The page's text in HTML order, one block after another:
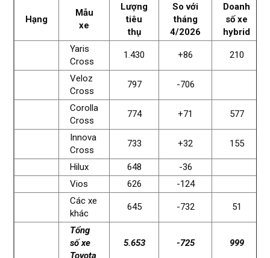
Hạng
Mẫu
xe
Lượng
tiêu
thụ
So với
tháng
4/2026
Doanh
số xe
hybrid
Yaris
Cross
1.430 +86 210
Veloz
Cross
797 -706
Corolla
Cross
774 +71 577
Innova
Cross
733 +32 155
Hilux 648
-36
Vios
626
-124
Các xe
khác
645 -732 51
Tổng
số xe
Toyota
5.653 -725 999